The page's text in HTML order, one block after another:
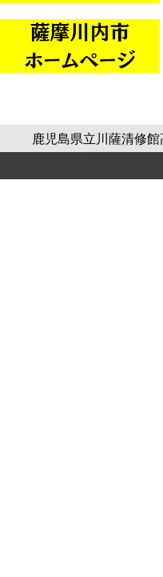
鹿児島県立川薩清